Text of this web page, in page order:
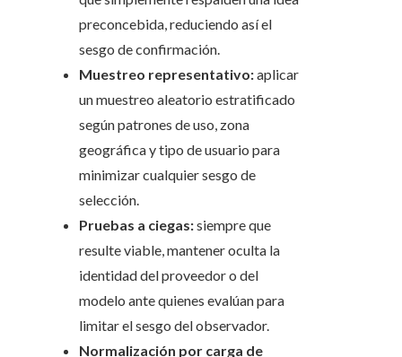
preconcebida, reduciendo así el
sesgo de confirmación.
Muestreo representativo:aplicar
un muestreo aleatorio estratificado
según patrones de uso, zona
geográfica y tipo de usuario para
minimizar cualquier sesgo de
selección.
Pruebas a ciegas:siempre que
resulte viable, mantener oculta la
identidad del proveedor o del
modelo ante quienes evalúan para
limitar el sesgo del observador.
Normalización por carga de